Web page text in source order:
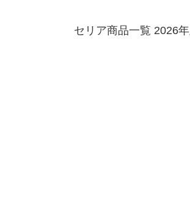
セリア商品一覧 2026